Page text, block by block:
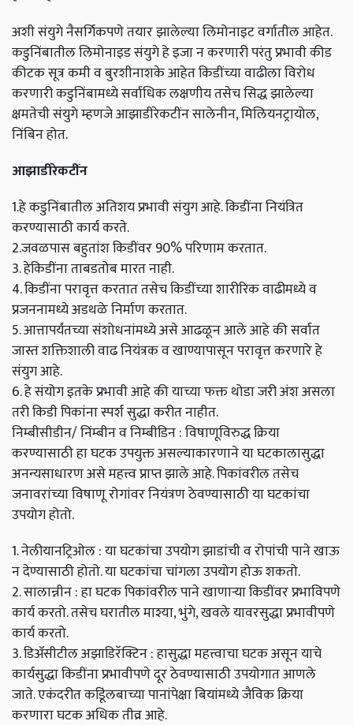
अशी संयुगे नैसर्गिकपणे तयार झालेल्या लिमोनाइट वर्गातील आहेत.
कडुनिंबातील लिमोनाइड संयुगे हे इजा न करणारी परंतु प्रभावी कीड
कीटक सूत्र कमी व बुरशीनाशके आहेत किडींच्या वाढीला विरोध
करणारी कडुनिंबामध्ये सर्वाधिक लक्षणीय तसेच सिद्ध झालेल्या
क्षमतेची संयुगे म्हणजे आझाडीरेकटींन सालेनीन, मिलियनट्रायोल,
निंबिन होत.
आझाडीरेकटींन
1.हे कडुनिंबातील अतिशय प्रभावी संयुग आहे. किडींना नियंत्रित
करण्यासाठी कार्य करते.
2.जवळपास बहुतांश किडींवर 90% परिणाम करतात.
3. हेकिडींना ताबडतोब मारत नाही.
4. किडींना परावृत्त करतात तसेच किडींच्या शारीरिक वाढीमध्ये व
प्रजननामध्ये अडथळे निर्माण करतात.
5. आत्तापर्यंतच्या संशोधनांमध्ये असे आढळून आले आहे की सर्वात
जास्त शक्तिशाली वाढ नियंत्रक व खाण्यापासून परावृत्त करणारे हे
संयुग आहे.
6. हे संयोग इतके प्रभावी आहे की याच्या फक्त थोडा जरी अंश असला
तरी किडी पिकांना स्पर्श सुद्धा करीत नाहीत.
निम्बीसीडीन/ निंम्बीन व निम्बीडिन : विषाणूविरुद्ध क्रिया
करण्यासाठी हा घटक उपयुक्त असल्याकारणाने या घटकालासुद्धा
अनन्यसाधारण असे महत्त्व प्राप्त झाले आहे. पिकांवरील तसेच
जनावरांच्या विषाणू रोगांवर नियंत्रण ठेवण्यासाठी या घटकांचा
उपयोग होतो.
1. नेलीयानट्रिओल : या घटकांचा उपयोग झाडांची व रोपांची पाने खाऊ
न देण्यासाठी होतो. या घटकांचा चांगला उपयोग होऊ शकतो.
2. सालान्नीन : हा घटक पिकांवरील पाने खाणार्‍या किडींवर प्रभाविपणे
कार्य करतो. तसेच घरातील माश्या, भुंगे, खवले यावरसुद्धा प्रभावीपणे
कार्य करतो.
3. डिॲसीटील अझाडिरॅक्टिन : हासुद्धा महत्त्वाचा घटक असून याचे
कार्यसुद्धा किडींना प्रभावीपणे दूर ठेवण्यासाठी उपयोगात आणले
जाते. एकंदरीत कडूिंलबाच्या पानांपेक्षा बियांमध्ये जैविक क्रिया
करणारा घटक अधिक तीव्र आहे.